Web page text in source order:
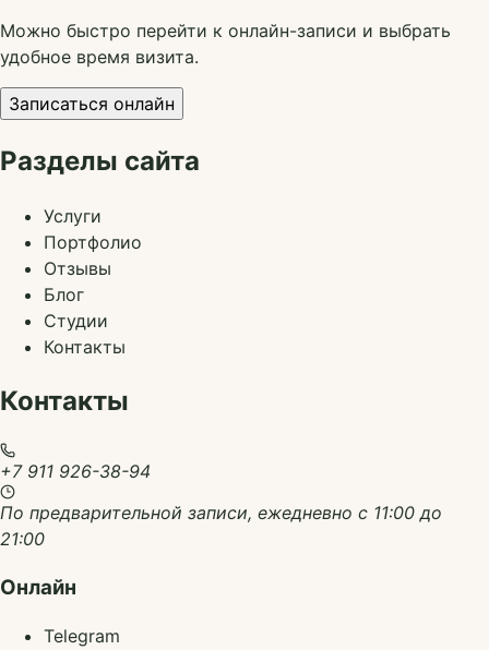
Можно быстро перейти к онлайн-записи и выбрать
удобное время визита.
Записаться онлайн
Разделы сайта
Услуги
Портфолио
Отзывы
Блог
Студии
Контакты
Контакты
+7 911 926-38-94
По предварительной записи, ежедневно с 11:00 до
21:00
Онлайн
Telegram